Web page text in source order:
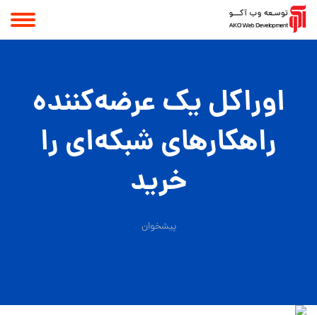
اوراکل یک عرضه‏‌کننده
راهکارهای شبکه‌‏ای را
خرید
پیشخوان